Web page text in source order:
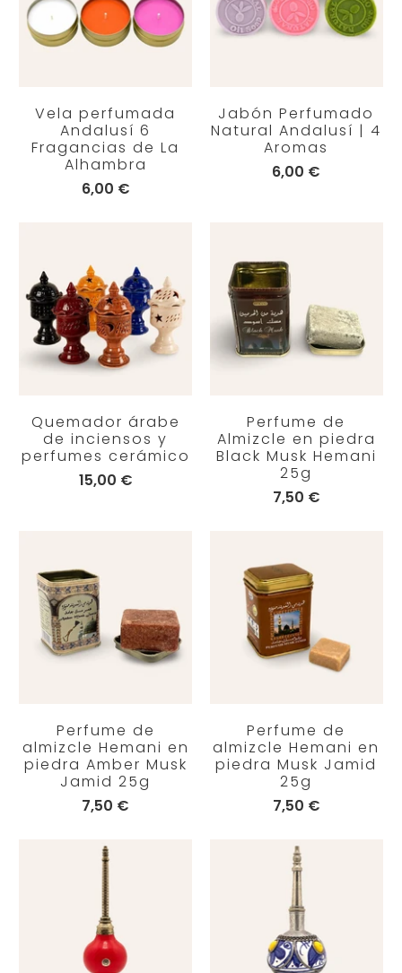
Vela perfumada
Andalusí 6
Fragancias de La
Alhambra
6,00 €
Jabón Perfumado
Natural Andalusí | 4
Aromas
6,00 €
Quemador árabe
de inciensos y
perfumes cerámico
15,00 €
Perfume de
Almizcle en piedra
Black Musk Hemani
25g
7,50 €
Perfume de
almizcle Hemani en
piedra Amber Musk
Jamid 25g
7,50 €
Perfume de
almizcle Hemani en
piedra Musk Jamid
25g
7,50 €